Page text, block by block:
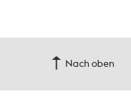
Nach oben